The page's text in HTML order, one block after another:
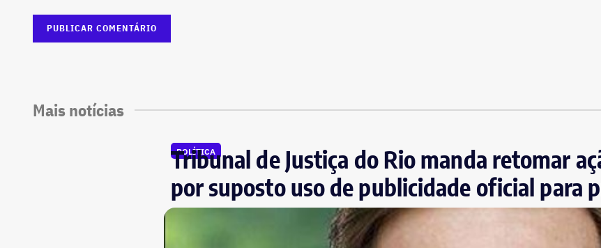
Mais notícias
POLÍTICA
Tribunal de Justiça do Rio manda retomar
por suposto uso de publicidade oficial para